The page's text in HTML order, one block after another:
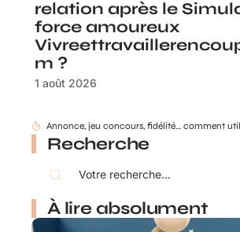
relation après le
force amoureux
m ?
1 août 2026
Recherche
À lire absolument